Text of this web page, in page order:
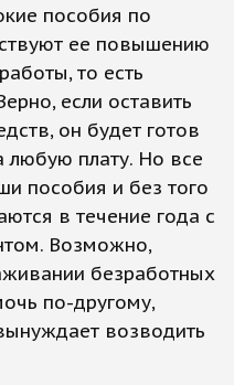
пособия по
ее повышению
то есть
если оставить
он будет готов
любую плату. Но все
пособия и без того
в течение года с
Возможно,
безработных
по-другому,
возводить